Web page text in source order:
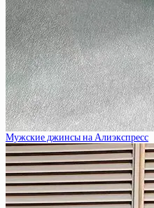
Мужские джинсы на Алиэкспресс